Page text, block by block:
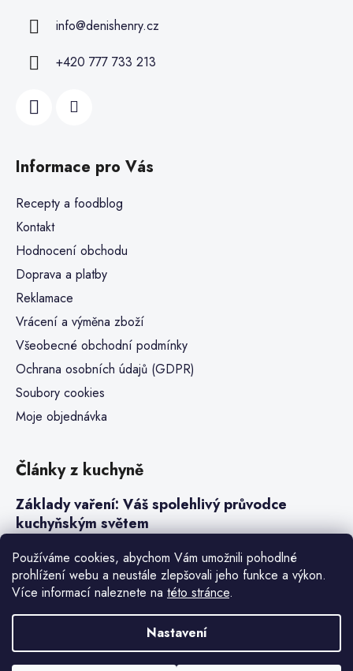
Používáme cookies, abychom Vám umožnili pohodlné
prohlížení webu a neustále zlepšovali jeho funkce a výkon.
Více informací naleznete na této stránce.
Nastavení
info@denishenry.cz
+420 777 733 213
Informace pro Vás
Recepty a foodblog
Kontakt
Hodnocení obchodu
Doprava a platby
Reklamace
Vrácení a výměna zboží
Všeobecné obchodní podmínky
Ochrana osobních údajů (GDPR)
Soubory cookies
Moje objednávka
Články z kuchyně
Základy vaření: Váš spolehlivý průvodce
kuchyňským světem
Steaky a sous-vide vaření
Jak vařit v tlakovém hrnci neboli papiňáku